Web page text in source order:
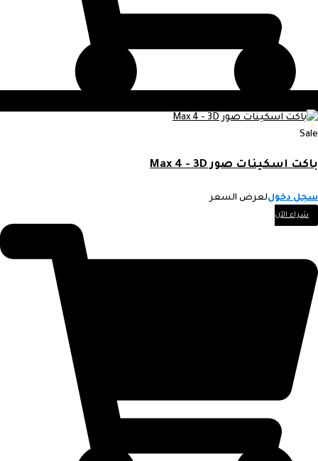
Sale
باكت اسكينات صور Max 4 - 3D
سجل دخوللعرض السعر
شراء الآن